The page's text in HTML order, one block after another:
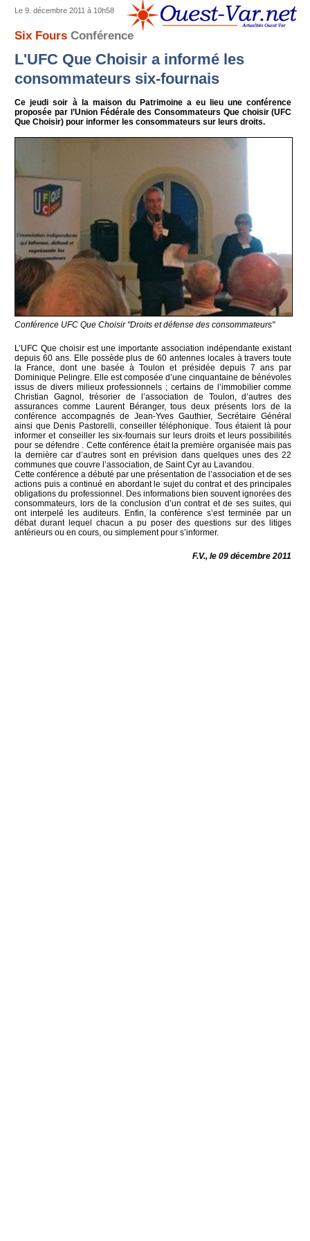
Le 9. décembre 2011 à 10h58
Six FoursConférence
L'UFC Que Choisir a informé les
consommateurs six-fournais
Ce jeudi soir à la maison du Patrimoine a eu lieu une conférence
proposée par l’Union Fédérale des Consommateurs Que choisir (UFC
Que Choisir) pour informer les consommateurs sur leurs droits.
Conférence UFC Que Choisir "Droits et défense des consommateurs"
L’UFC Que choisir est une importante association indépendante existant
depuis 60 ans. Elle possède plus de 60 antennes locales à travers toute
la France, dont une basée à Toulon et présidée depuis 7 ans par
Dominique Pelingre. Elle est composée d’une cinquantaine de bénévoles
issus de divers milieux professionnels ; certains de l’immobilier comme
Christian Gagnol, trésorier de l’association de Toulon, d’autres des
assurances comme Laurent Béranger, tous deux présents lors de la
conférence accompagnés de Jean-Yves Gauthier, Secrétaire Général
ainsi que Denis Pastorelli, conseiller téléphonique. Tous étaient là pour
informer et conseiller les six-fournais sur leurs droits et leurs possibilités
pour se défendre . Cette conférence était la première organisée mais pas
la dernière car d’autres sont en prévision dans quelques unes des 22
communes que couvre l’association, de Saint Cyr au Lavandou.
Cette conférence a débuté par une présentation de l’association et de ses
actions puis a continué en abordant le sujet du contrat et des principales
obligations du professionnel. Des informations bien souvent ignorées des
consommateurs, lors de la conclusion d’un contrat et de ses suites, qui
ont interpelé les auditeurs. Enfin, la conférence s’est terminée par un
débat durant lequel chacun a pu poser des questions sur des litiges
antérieurs ou en cours, ou simplement pour s’informer.
F.V., le 09 décembre 2011